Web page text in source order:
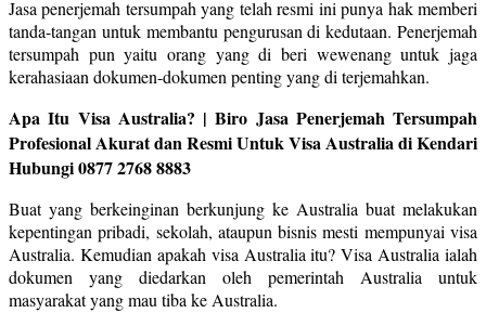
Jasa penerjemah tersumpah yang telah resmi ini punya hak memberi
tanda-tangan untuk membantu pengurusan di kedutaan. Penerjemah
tersumpah pun yaitu orang yang di beri wewenang untuk jaga
kerahasiaan dokumen-dokumen penting yang di terjemahkan.
Apa Itu Visa Australia? | Biro Jasa Penerjemah Tersumpah
Profesional Akurat dan Resmi Untuk Visa Australia di Kendari
Hubungi 0877 2768 8883
Buat yang berkeinginan berkunjung ke Australia buat melakukan
kepentingan pribadi, sekolah, ataupun bisnis mesti mempunyai visa
Australia. Kemudian apakah visa Australia itu? Visa Australia ialah
dokumen yang diedarkan oleh pemerintah Australia untuk
masyarakat yang mau tiba ke Australia.